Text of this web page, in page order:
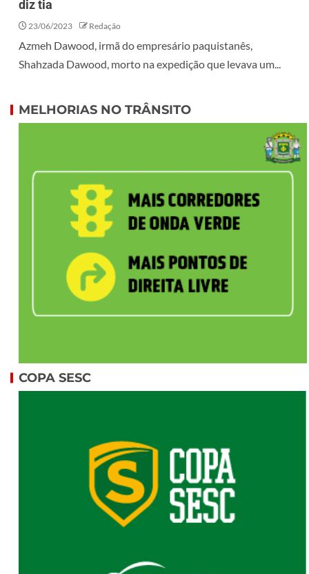
diz tia
23/06/2023 Redação
Azmeh Dawood, irmã do empresário paquistanês,
Shahzada Dawood, morto na expedição que levava um...
MELHORIAS NO TRÂNSITO
COPA SESC